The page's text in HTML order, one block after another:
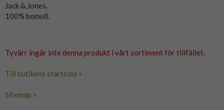
Jack & Jones.
100% bomull.
Tyvärr ingår inte denna produkt i vårt sortiment för tillfället.
Till butikens startsida »
Sitemap »